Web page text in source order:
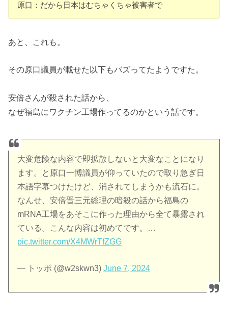
原口：だから日本はむちゃくちゃ被害者で
あと、これも。
その原口議員が載せた以下もバズってたようですた。
安倍さんが殺された話から、
なぜ福島にワクチン工場作ってるのかという話です。
大変危険な内容で即拡散しないと大変なことになり
ます。と原口一博議員が仰っていたので取り急ぎ日
本語字幕つけたけど、消されてしまうかも流石に。
なんせ、安倍晋三元総理の暗殺の話から福島の
mRNA工場をあそこに作った理由から全て暴露され
ている。こんな内容は初めてです。…
pic.twitter.com/X4MWrTfZGG
— トッポ (@w2skwn3)June 7, 2024